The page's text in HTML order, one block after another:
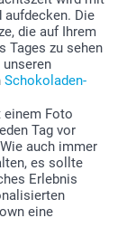
aufdecken. Die
die auf Ihrem
Tages zu sehen
Schokoladen-
Foto
Tag vor
auch immer
es sollte
Erlebnis
eine